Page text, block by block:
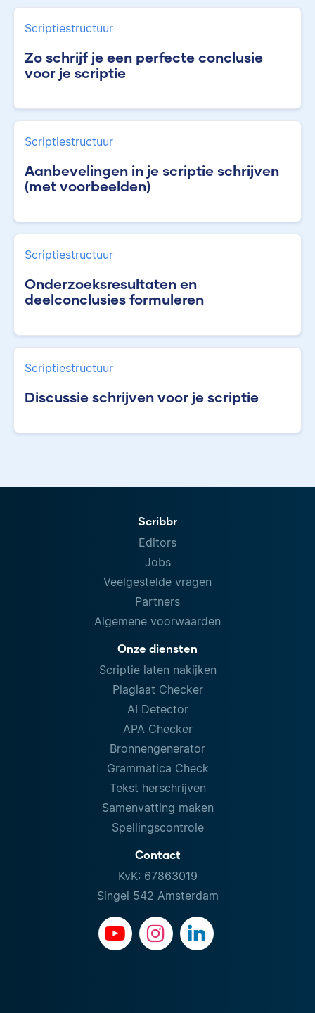
Scriptiestructuur
Zo schrijf je een perfecte conclusie
voor je scriptie
Scriptiestructuur
Aanbevelingen in je scriptie schrijven
(met voorbeelden)
Scriptiestructuur
Onderzoeksresultaten en
deelconclusies formuleren
Scriptiestructuur
Discussie schrijven voor je scriptie
Scribbr
Editors
Jobs
Veelgestelde vragen
Partners
Algemene voorwaarden
Onze diensten
Scriptie laten nakijken
Plagiaat Checker
AI Detector
APA Checker
Bronnengenerator
Grammatica Check
Tekst herschrijven
Samenvatting maken
Spellingscontrole
Contact
KvK: 67863019
Singel 542 Amsterdam